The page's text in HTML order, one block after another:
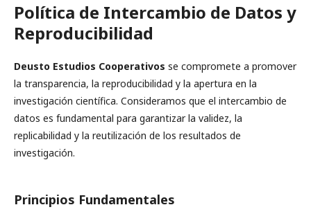
Política de Intercambio de Datos y
Reproducibilidad
Deusto Estudios Cooperativos se compromete a promover
la transparencia, la reproducibilidad y la apertura en la
investigación científica. Consideramos que el intercambio de
datos es fundamental para garantizar la validez, la
replicabilidad y la reutilización de los resultados de
investigación.
Principios Fundamentales